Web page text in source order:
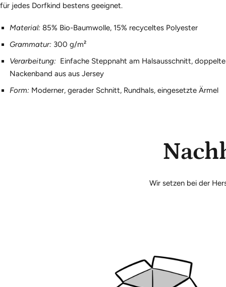
für jedes Dorfkind bestens geeignet.
Material: 85% Bio-Baumwolle, 15% recyceltes Polyester
Grammatur: 300 g/m²
Verarbeitung: Einfache Steppnaht am Halsausschnitt,
Nackenband aus aus Jersey
Form: Moderner, gerader Schnitt, Rundhals, eingesetzte Ärmel
Wir setzen bei der